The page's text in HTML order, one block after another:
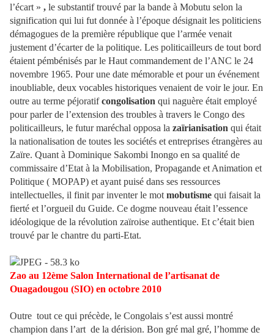
l’écart » , le substantif trouvé par la bande à Mobutu selon la
signification qui lui fut donnée à l’époque désignait les politiciens
démagogues de la première république que l’armée venait
justement d’écarter de la politique. Les politicailleurs de tout bord
étaient pémbénisés par le Haut commandement de l’ANC le 24
novembre 1965. Pour une date mémorable et pour un événement
inoubliable, deux vocables historiques venaient de voir le jour. En
outre au terme péjoratifcongolisation qui naguère était employé
pour parler de l’extension des troubles à travers le Congo des
politicailleurs, le futur maréchal opposa la zaïrianisation qui était
la nationalisation de toutes les sociétés et entreprises étrangères au
Zaïre. Quant à Dominique Sakombi Inongo en sa qualité de
commissaire d’Etat à la Mobilisation, Propagande et Animation et
Politique ( MOPAP) et ayant puisé dans ses ressources
intellectuelles, il finit par inventer le mot mobutisme qui faisait la
fierté et l’orgueil du Guide. Ce dogme nouveau était l’essence
idéologique de la révolution zaïroise authentique. Et c’était bien
trouvé par le chantre du parti-Etat.
Zao au 12ème Salon International de l’artisanat de
Ouagadougou (SIO) en octobre 2010
Outre tout ce qui précède, le Congolais s’est aussi montré
champion dans l’art de la dérision. Bon gré mal gré, l’homme de